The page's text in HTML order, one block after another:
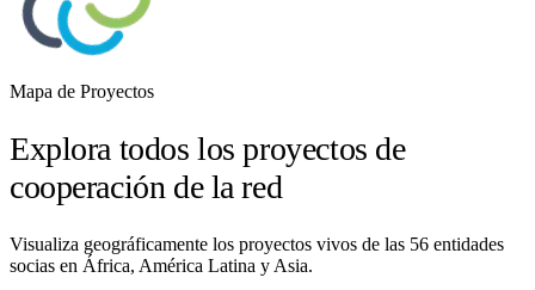
Mapa de Proyectos
Explora todos los proyectos de
cooperación de la red
Visualiza geográficamente los proyectos vivos de las 56 entidades
socias en África, América Latina y Asia.